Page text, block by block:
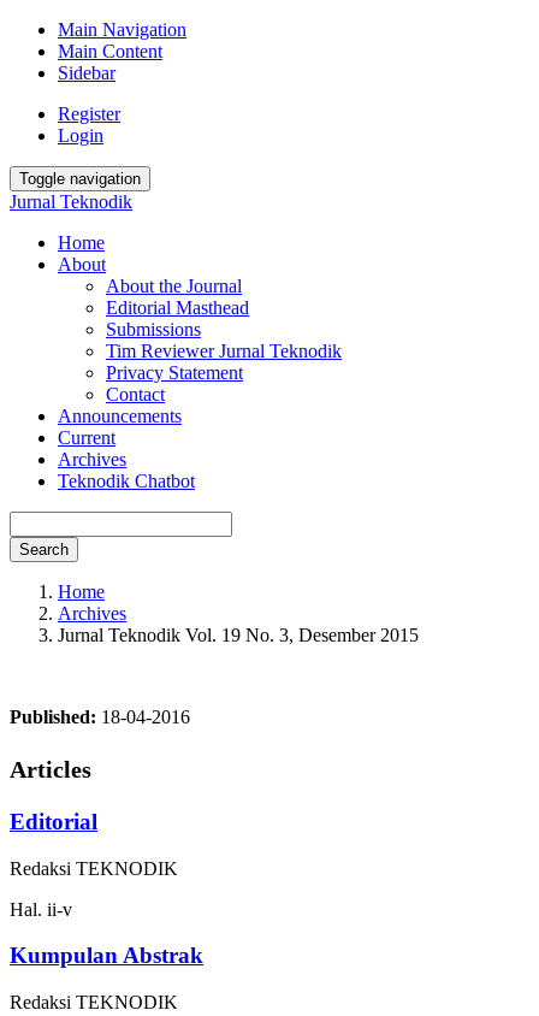
Main Navigation
Main Content
Sidebar
Register
Login
Toggle navigation
Jurnal Teknodik
Home
About
About the Journal
Editorial Masthead
Submissions
Tim Reviewer Jurnal Teknodik
Privacy Statement
Contact
Announcements
Current
Archives
Teknodik Chatbot
Search
Home
Archives
Jurnal Teknodik Vol. 19 No. 3, Desember 2015
Published: 18-04-2016
Articles
Editorial
Redaksi TEKNODIK
Hal. ii-v
Kumpulan Abstrak
Redaksi TEKNODIK